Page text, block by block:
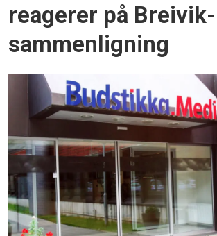
reagerer på Breivik-
sammenligning